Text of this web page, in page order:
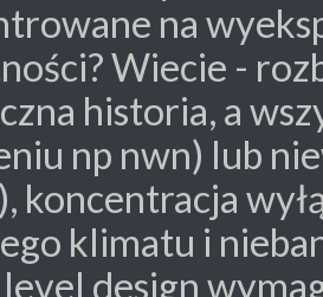
na
Wiecie -
historia, a
np nwn) lub
koncentracja
klimatu i
design